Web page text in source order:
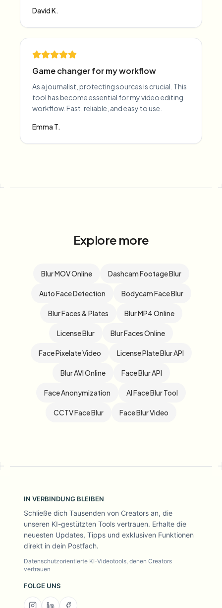
David K.
Game changer for my workflow
As a journalist, protecting sources is crucial. This
tool has become essential for my video editing
workflow. Fast, reliable, and easy to use.
Emma T.
Explore more
Blur MOV Online Dashcam Footage Blur
Auto Face Detection Bodycam Face Blur
Blur Faces & Plates Blur MP4 Online
License Blur Blur Faces Online
Face Pixelate Video License Plate Blur API
Blur AVI Online Face Blur API
Face Anonymization AI Face Blur Tool
CCTV Face Blur Face Blur Video
IN VERBINDUNG BLEIBEN
Schließe dich Tausenden von Creators an, die
unseren KI-gestützten Tools vertrauen. Erhalte die
neuesten Updates, Tipps und exklusiven Funktionen
direkt in dein Postfach.
Datenschutzorientierte KI-Videotools, denen Creators
vertrauen
FOLGE UNS